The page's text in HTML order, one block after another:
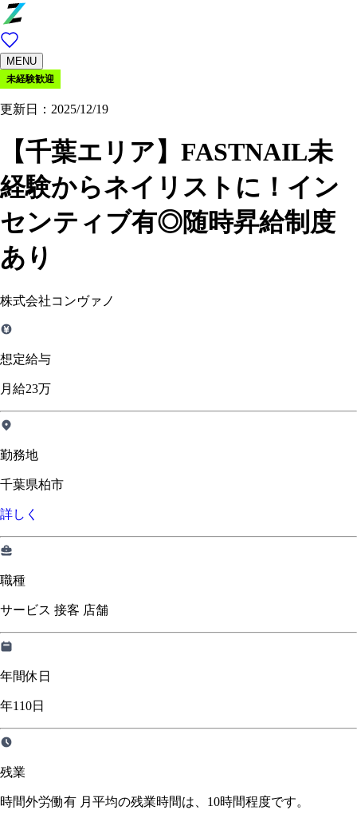
MENU
未経験歓迎
更新日：2025/12/19
【千葉エリア】FASTNAIL未
経験からネイリストに！イン
センティブ有◎随時昇給制度
あり
株式会社コンヴァノ
想定給与
月給23万
勤務地
千葉県柏市
詳しく
職種
サービス 接客 店舗
年間休日
年110日
残業
時間外労働有 月平均の残業時間は、10時間程度です。